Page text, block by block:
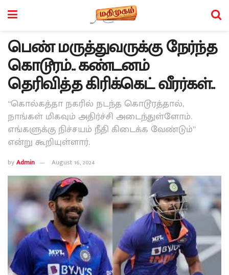
பெண் மருத்துவருக்கு நேர்ந்த
கொடூரம்.. கண்டனம்
தெரிவித்த கிரிக்கெட் வீரர்கள்..
“கொல்கத்தா நகரில் நடந்த கொடூரத்தால்,
நாங்கள் மிகவும் அதிர்ச்சி அடைந்துள்ளோம்.
எங்களுக்கு நிச்சயம் நீதி கிடைக்க வேண்டும்”
என்று கூறியுள்ளார்.
byAdmin August 16, 2024